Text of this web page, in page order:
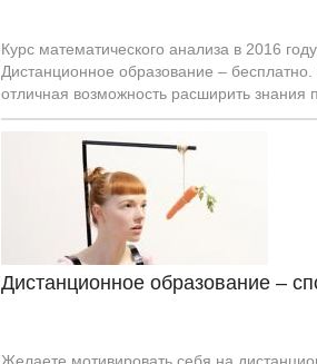
Курс математического анализа в 2016
Дистанционное образование –
отличная возможность расширить знания
дисциплинам.
Дистанционное образование –